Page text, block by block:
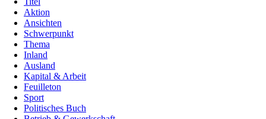
Aktion
Ansichten
Schwerpunkt
Thema
Inland
Ausland
Kapital & Arbeit
Feuilleton
Sport
Politisches Buch